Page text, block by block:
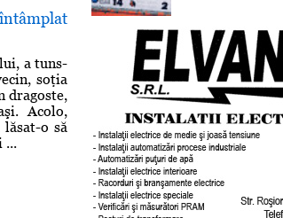
a tuns-
soţia
dragoste,
Acolo,
o să
...